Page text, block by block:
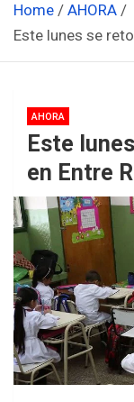
Home
AHORA
Este lunes se
AHORA
Este
en Entre